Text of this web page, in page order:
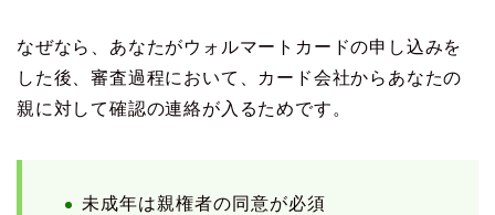
なぜなら、あなたがウォルマートカードの申し込みを
した後、審査過程において、カード会社からあなたの
親に対して確認の連絡が入るためです。
未成年は親権者の同意が必須